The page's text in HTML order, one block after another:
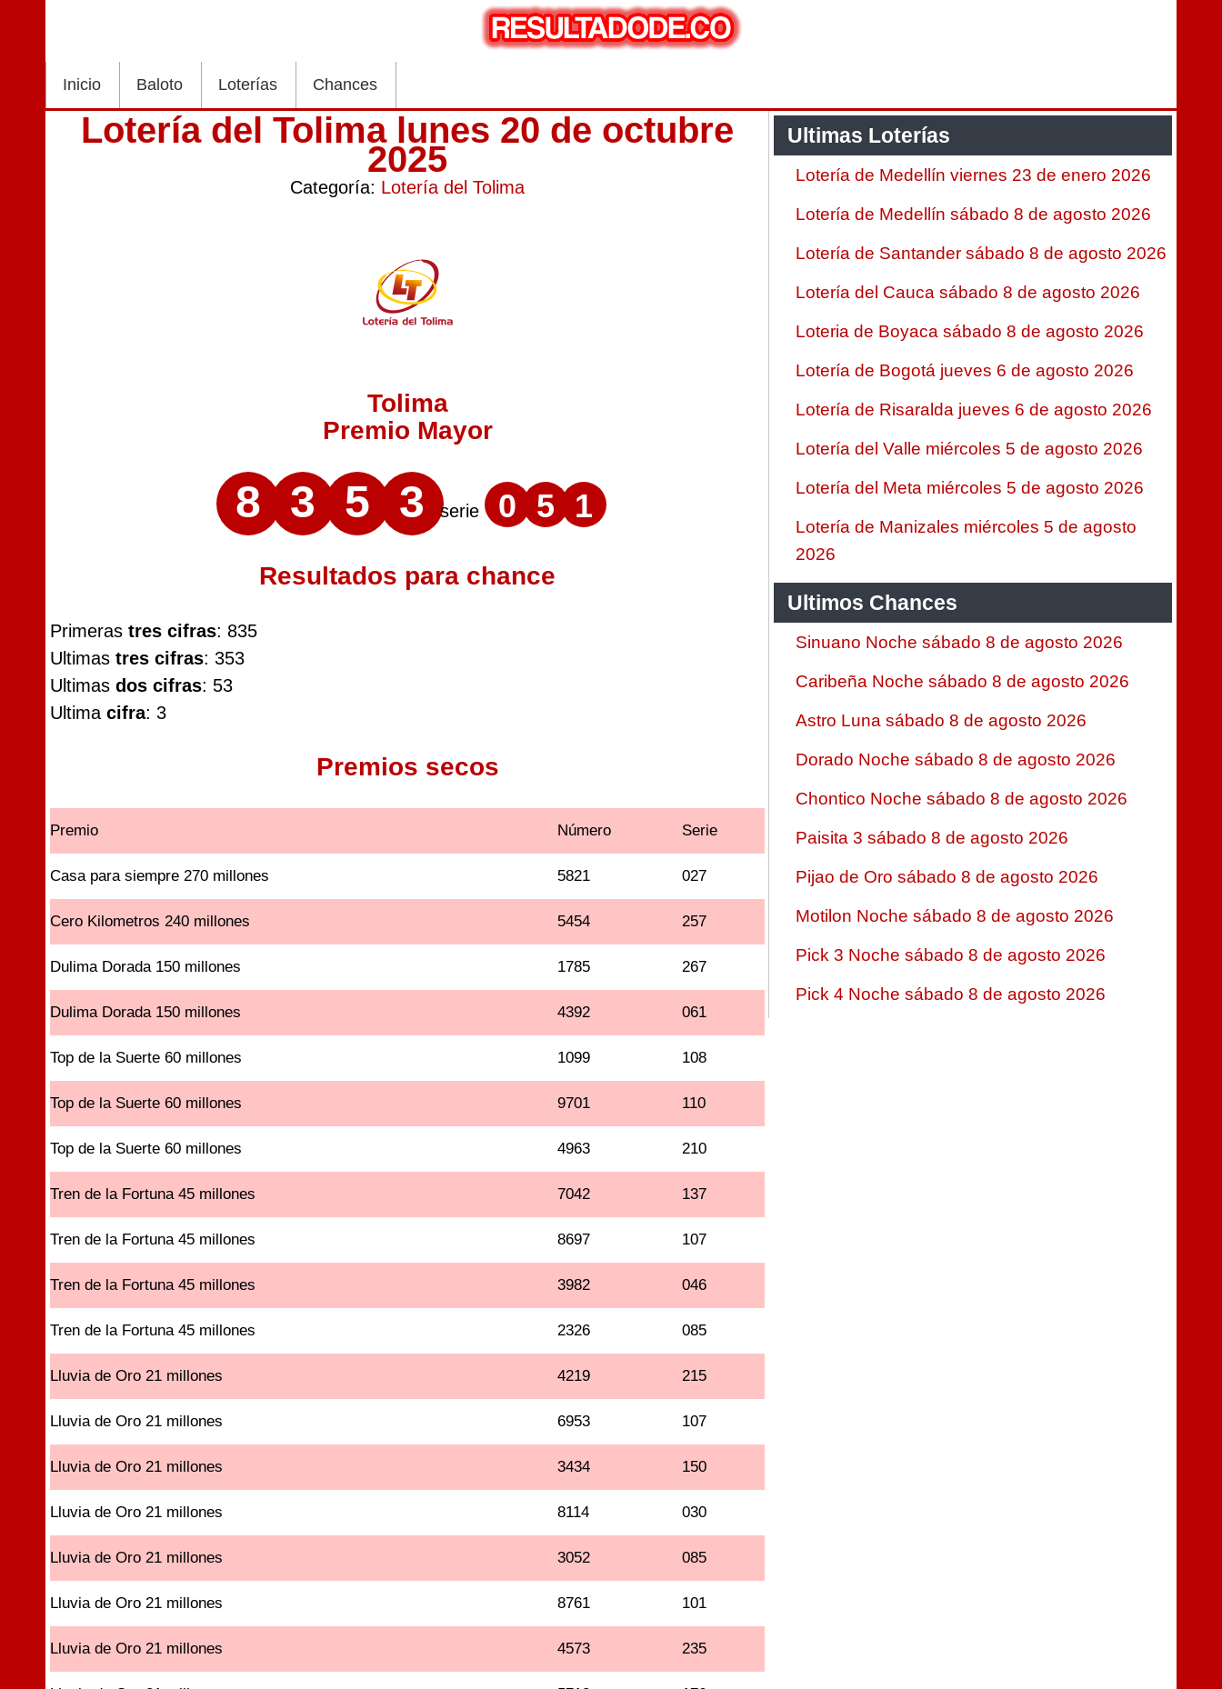
Inicio Baloto Loterías Chances
Lotería del Tolima lunes 20 de octubre
2025
Categoría: Lotería del Tolima
Tolima
Premio Mayor
8 3 5 3 serie 0 5 1
Resultados para chance
Primeras tres cifras: 835
Ultimas tres cifras: 353
Ultimas dos cifras: 53
Ultima cifra: 3
Premios secos
Premio Número Serie
Casa para siempre 270 millones 5821 027
Cero Kilometros 240 millones 5454 257
Dulima Dorada 150 millones 1785 267
Dulima Dorada 150 millones 4392 061
Top de la Suerte 60 millones 1099 108
Top de la Suerte 60 millones 9701 110
Top de la Suerte 60 millones 4963 210
Tren de la Fortuna 45 millones 7042 137
Tren de la Fortuna 45 millones 8697 107
Tren de la Fortuna 45 millones 3982 046
Tren de la Fortuna 45 millones 2326 085
Lluvia de Oro 21 millones 4219 215
Lluvia de Oro 21 millones 6953 107
Lluvia de Oro 21 millones 3434 150
Lluvia de Oro 21 millones 8114 030
Lluvia de Oro 21 millones 3052 085
Lluvia de Oro 21 millones 8761 101
Lluvia de Oro 21 millones 4573 235
Ultimas Loterías
Lotería de Medellín viernes 23 de enero 2026
Lotería de Medellín sábado 8 de agosto 2026
Lotería de Santander sábado 8 de agosto 2026
Lotería del Cauca sábado 8 de agosto 2026
Loteria de Boyaca sábado 8 de agosto 2026
Lotería de Bogotá jueves 6 de agosto 2026
Lotería de Risaralda jueves 6 de agosto 2026
Lotería del Valle miércoles 5 de agosto 2026
Lotería del Meta miércoles 5 de agosto 2026
Lotería de Manizales miércoles 5 de agosto
2026
Ultimos Chances
Sinuano Noche sábado 8 de agosto 2026
Caribeña Noche sábado 8 de agosto 2026
Astro Luna sábado 8 de agosto 2026
Dorado Noche sábado 8 de agosto 2026
Chontico Noche sábado 8 de agosto 2026
Paisita 3 sábado 8 de agosto 2026
Pijao de Oro sábado 8 de agosto 2026
Motilon Noche sábado 8 de agosto 2026
Pick 3 Noche sábado 8 de agosto 2026
Pick 4 Noche sábado 8 de agosto 2026